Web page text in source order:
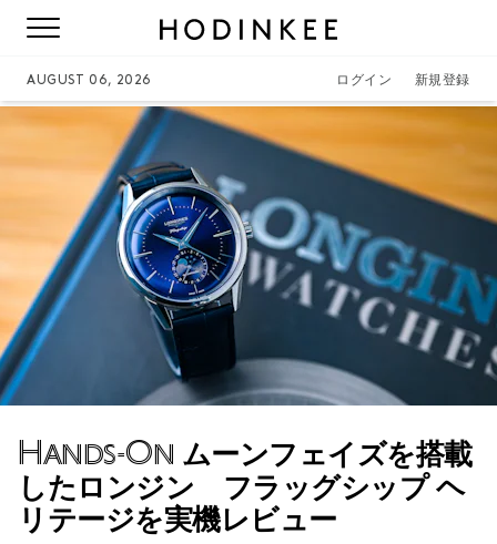
AUGUST 06, 2026 ログイン 新規登録
Hands-On ムーンフェイズを搭載
したロンジン フラッグシップ ヘ
リテージを実機レビュー